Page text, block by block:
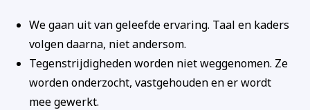
We gaan uit van geleefde ervaring. Taal en kaders
volgen daarna, niet andersom.
Tegenstrijdigheden worden niet weggenomen. Ze
worden onderzocht, vastgehouden en er wordt
mee gewerkt.